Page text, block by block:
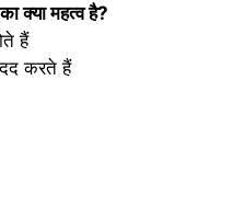
क्या महत्व है?
हैं
करते हैं